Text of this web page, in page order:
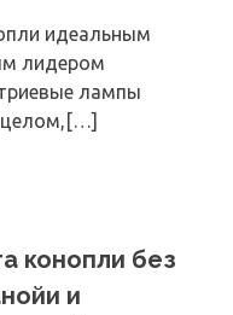
идеальным
лидером
лампы
целом,[…]
конопли без
и